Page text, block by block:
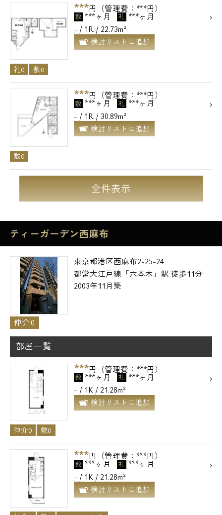
***円（管理費：***円）
敷 ***ヶ月 礼 ***ヶ月
- / 1R / 22.73m²
検討リストに追加
礼0 敷0
***円（管理費：***円）
敷 ***ヶ月 礼 ***ヶ月
- / 1R / 30.89m²
検討リストに追加
敷0
全件表示
ティーガーデン西麻布
東京都港区西麻布2-25-24
都営大江戸線「六本木」駅 徒歩11分
2003年11月築
仲介0
部屋一覧
***円（管理費：***円）
敷 ***ヶ月 礼 ***ヶ月
- / 1K / 21.28m²
検討リストに追加
仲介0 敷0
***円（管理費：***円）
敷 ***ヶ月 礼 ***ヶ月
- / 1K / 21.28m²
検討リストに追加